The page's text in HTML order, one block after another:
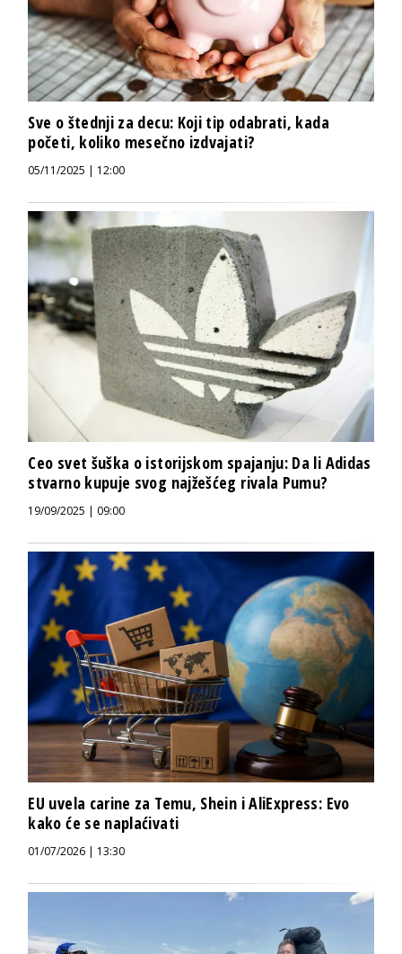
Sve o štednji za decu: Koji tip odabrati, kada
početi, koliko mesečno izdvajati?
05/11/2025 | 12:00
Ceo svet šuška o istorijskom spajanju: Da li Adidas
stvarno kupuje svog najžešćeg rivala Pumu?
19/09/2025 | 09:00
EU uvela carine za Temu, Shein i AliExpress: Evo
kako će se naplaćivati
01/07/2026 | 13:30